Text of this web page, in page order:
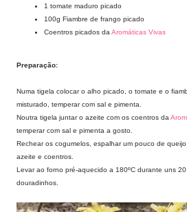
1 tomate maduro picado
100g Fiambre de frango picado
Coentros picados da Aromáticas Vivas
Preparação:
Numa tigela colocar o alho picado, o tomate e o
misturado, temperar com sal e pimenta.
Noutra tigela juntar o azeite com os coentros da
temperar com sal e pimenta a gosto.
Rechear os cogumelos, espalhar um pouco de
azeite e coentros.
Levar ao forno pré-aquecido a 180ºC durante uns
douradinhos.